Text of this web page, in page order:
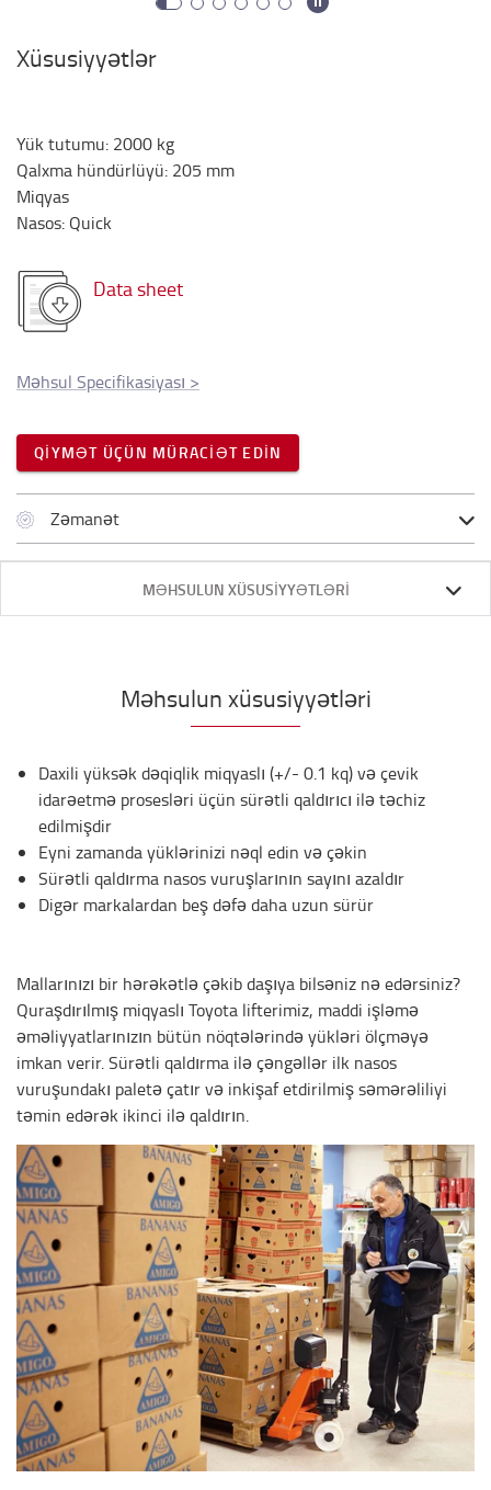
Xüsusiyyətlər
Yük tutumu: 2000 kg
Qalxma hündürlüyü: 205 mm
Miqyas
Nasos: Quick
Data sheet
Məhsul Specifikasiyası >
QIYMƏT ÜÇÜN MÜRACIƏT EDIN
Zəmanət
MƏHSULUN XÜSUSIYYƏTLƏRI
Məhsulun xüsusiyyətləri
Daxili yüksək dəqiqlik miqyaslı (+/- 0.1 kq) və çevik
idarəetmə prosesləri üçün sürətli qaldırıcı ilə təchiz
edilmişdir
Eyni zamanda yüklərinizi nəql edin və çəkin
Sürətli qaldırma nasos vuruşlarının sayını azaldır
Digər markalardan beş dəfə daha uzun sürür
Mallarınızı bir hərəkətlə çəkib daşıya bilsəniz nə edərsiniz?
Quraşdırılmış miqyaslı Toyota lifterimiz, maddi işləmə
əməliyyatlarınızın bütün nöqtələrində yükləri ölçməyə
imkan verir. Sürətli qaldırma ilə çəngəllər ilk nasos
vuruşundakı paletə çatır və inkişaf etdirilmiş səmərəliliyi
təmin edərək ikinci ilə qaldırın.